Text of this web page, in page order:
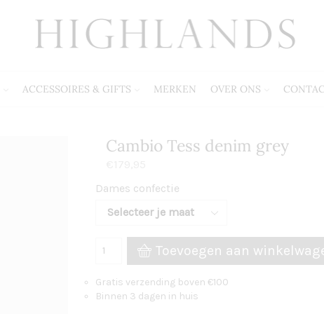
ACCESSOIRES & GIFTS MERKEN OVER ONS
Cambio Tess denim grey
Dames confectie
Toevoegen aan
Gratis verzending boven €100
Binnen 3 dagen in huis